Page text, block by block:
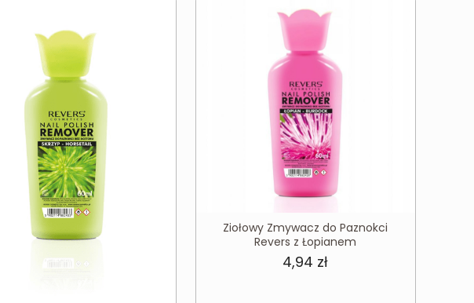
Ziołowy Zmywacz do Paznokci
Revers z Łopianem
4,94 zł